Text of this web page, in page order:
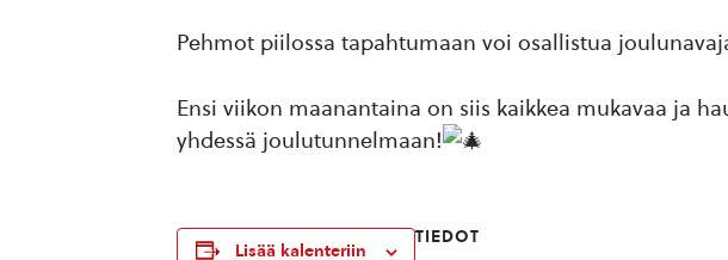
Pehmot piilossa tapahtumaan voi osallistua
Ensi viikon maanantaina on siis kaikkea mukavaa ja
yhdessä joulutunnelmaan!
Lisää kalenteriin
TIEDOT